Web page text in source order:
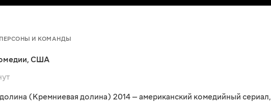
ПЕРСОНЫ И КОМАНДЫ
, США
(Кремниевая долина) 2014 — американский комедийный сериал,